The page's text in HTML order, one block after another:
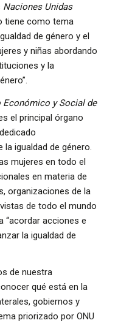
Naciones Unidas
tiene como tema
de género y el
y niñas abordando
y la
Económico y Social de
el principal órgano
igualdad de género.
mujeres en todo el
en materia de
organizaciones de la
de todo el mundo
“acordar acciones e
la igualdad de
de nuestra
qué está en la
gobiernos y
priorizado por ONU